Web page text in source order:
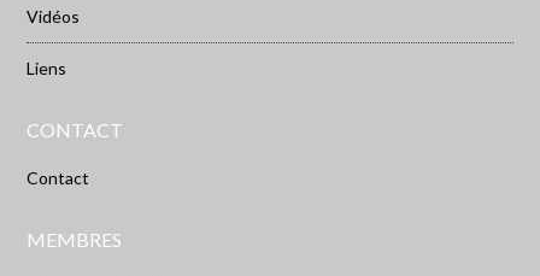
Vidéos
Liens
CONTACT
Contact
MEMBRES